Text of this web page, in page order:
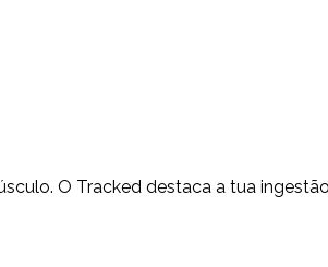
O Tracked destaca a tua